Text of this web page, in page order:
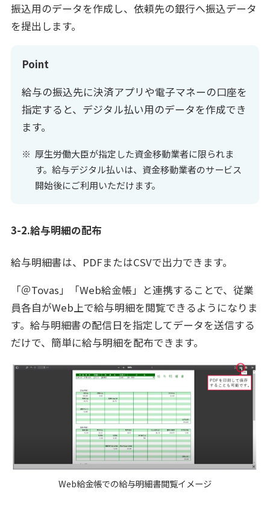
振込用のデータを作成し、依頼先の銀行へ振込データ
を提出します。
Point
給与の振込先に決済アプリや電子マネーの口座を
指定すると、デジタル払い用のデータを作成でき
ます。
厚生労働大臣が指定した資金移動業者に限られま
す。給与デジタル払いは、資金移動業者のサービス
開始後にご利用いただけます。
3-2.給与明細の配布
給与明細書は、PDFまたはCSVで出力できます。
「＠Tovas」「Web給金帳」と連携することで、従業
員各自がWeb上で給与明細を閲覧できるようになりま
す。給与明細書の配信日を指定してデータを送信する
だけで、簡単に給与明細を配布できます。
Web給金帳での給与明細書閲覧イメージ